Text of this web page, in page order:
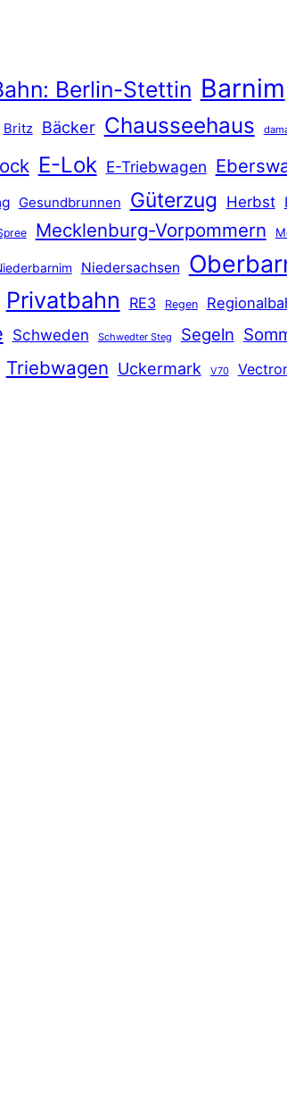
Berlin-Stettin Barnim
Britz Bäcker Chausseehaus
E-Lok E-Triebwagen
Gesundbrunnen Güterzug Herbst
Mecklenburg-Vorpommern
Niedersachsen
Privatbahn RE3 Regen
Schweden Schwedter Steg Segeln
Triebwagen Uckermark V70